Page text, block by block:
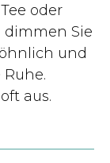
oder
dimmen Sie
und
aus.